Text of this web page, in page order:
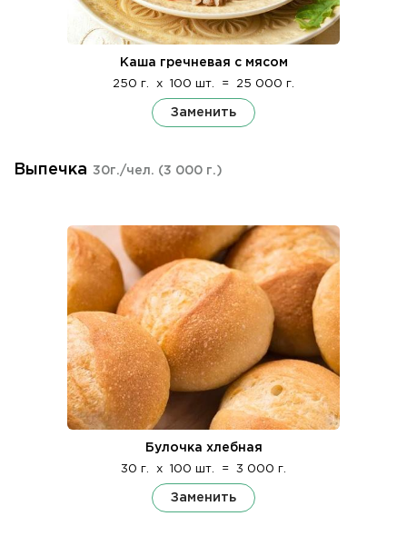
Каша гречневая с мясом
250 г. x 100 шт. = 25 000 г.
Заменить
Выпечка 30г./чел. (3 000 г.)
Булочка хлебная
30 г. x 100 шт. = 3 000 г.
Заменить